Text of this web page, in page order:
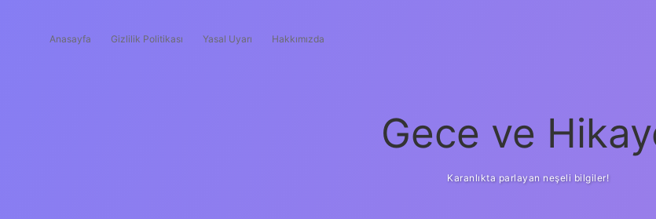
Anasayfa Gizlilik Politikası Yasal Uyarı Hakkımızda
Gece ve
Karanlıkta parlayan neşeli bilgiler!